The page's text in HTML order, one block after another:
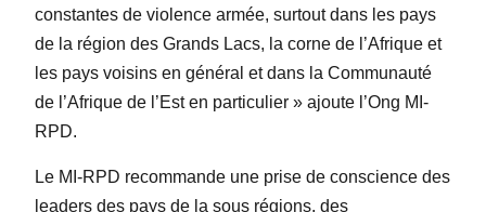
constantes de violence armée, surtout dans les pays
de la région des Grands Lacs, la corne de l’Afrique et
les pays voisins en général et dans la Communauté
de l’Afrique de l’Est en particulier » ajoute l’Ong MI-
RPD.
Le MI-RPD recommande une prise de conscience des
leaders des pays de la sous régions, des